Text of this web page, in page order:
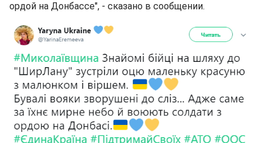
ордой на Донбассе", - сказано в сообщении.